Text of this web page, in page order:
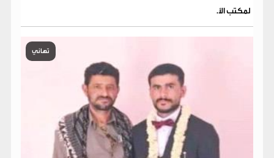
لمكتب الأ.
تهاني